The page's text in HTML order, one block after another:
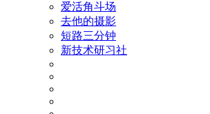
爱活角斗场
去他的摄影
短路三分钟
新技术研习社